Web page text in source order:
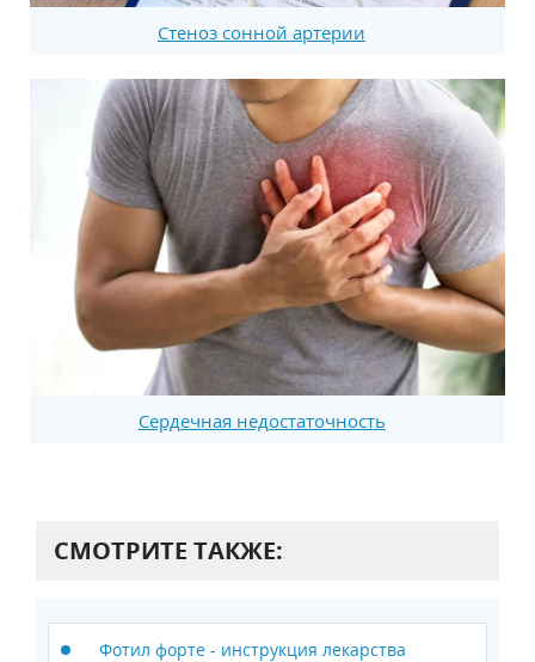
Стеноз сонной артерии
Сердечная недостаточность
СМОТРИТЕ ТАКЖЕ:
Фотил форте - инструкция лекарства